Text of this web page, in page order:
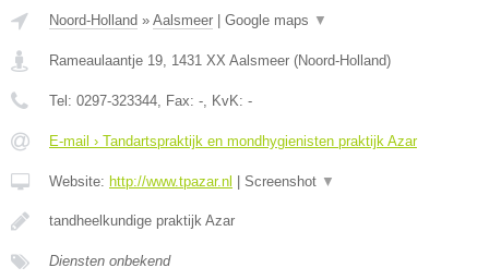
Noord-Holland » Aalsmeer Google maps ▼
Rameaulaantje 19, 1431 XX Aalsmeer (Noord-Holland)
Tel: 0297-323344, Fax: -, KvK: -
E-mail › Tandartspraktijk en mondhygienisten praktijk Azar
Website: http://www.tpazar.nl Screenshot ▼
tandheelkundige praktijk Azar
Diensten onbekend